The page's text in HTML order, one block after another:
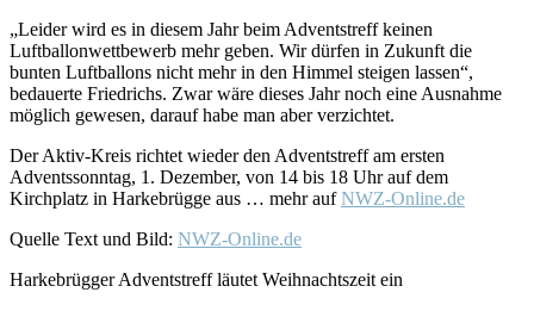
„Leider wird es in diesem Jahr beim Adventstreff keinen
Luftballonwettbewerb mehr geben. Wir dürfen in Zukunft die
bunten Luftballons nicht mehr in den Himmel steigen lassen“,
bedauerte Friedrichs. Zwar wäre dieses Jahr noch eine Ausnahme
möglich gewesen, darauf habe man aber verzichtet.
Der Aktiv-Kreis richtet wieder den Adventstreff am ersten
Adventssonntag, 1. Dezember, von 14 bis 18 Uhr auf dem
Kirchplatz in Harkebrügge aus … mehr aufNWZ-Online.de
Quelle Text und Bild: NWZ-Online.de
Harkebrügger Adventstreff läutet Weihnachtszeit ein